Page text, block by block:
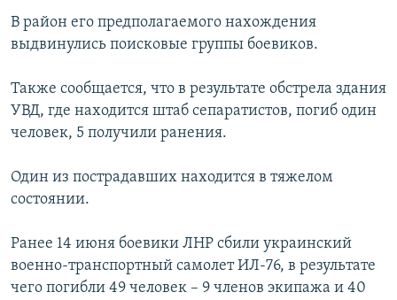
В район его предполагаемого нахождения
выдвинулись поисковые группы боевиков.
Также сообщается, что в результате обстрела здания
УВД, где находится штаб сепаратистов, погиб один
человек, 5 получили ранения.
Один из пострадавших находится в тяжелом
состоянии.
Ранее 14 июня боевики ЛНР сбили украинский
военно-транспортный самолет ИЛ-76, в результате
чего погибли 49 человек – 9 членов экипажа и 40